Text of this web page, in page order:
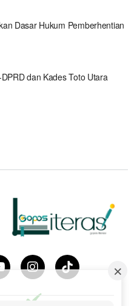
Dasar Hukum Pemberhentian
dan Kades Toto Utara